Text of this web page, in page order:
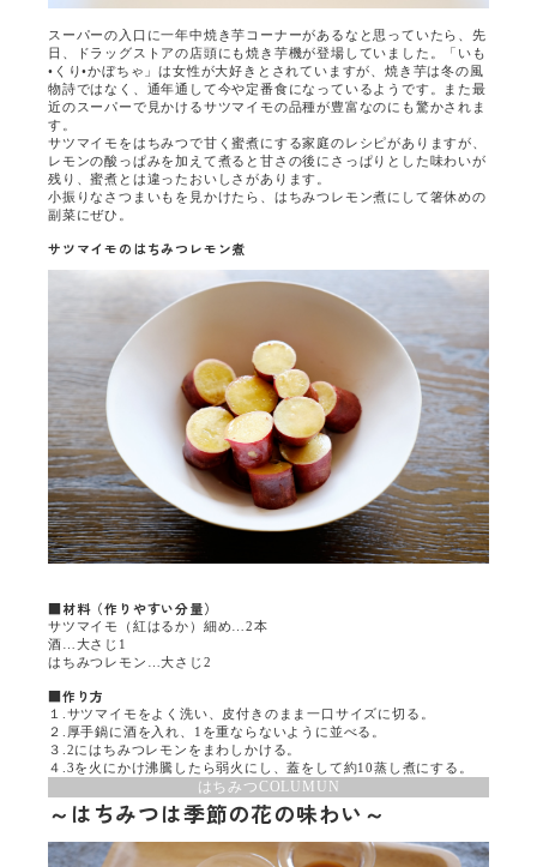
スーパーの入口に一年中焼き芋コーナーがあるなと思っていたら、先
日、ドラッグストアの店頭にも焼き芋機が登場していました。「いも
•くり•かぼちゃ」は女性が大好きとされていますが、焼き芋は冬の風
物詩ではなく、通年通して今や定番食になっているようです。また最
近のスーパーで見かけるサツマイモの品種が豊富なのにも驚かされま
す。
サツマイモをはちみつで甘く蜜煮にする家庭のレシピがありますが、
レモンの酸っぱみを加えて煮ると甘さの後にさっぱりとした味わいが
残り、蜜煮とは違ったおいしさがあります。
小振りなさつまいもを見かけたら、はちみつレモン煮にして箸休めの
副菜にぜひ。
サツマイモのはちみつレモン煮
■材料（作りやすい分量）
サツマイモ（紅はるか）細め…2本
酒…大さじ1
はちみつレモン…大さじ2
■作り方
１.サツマイモをよく洗い、皮付きのまま一口サイズに切る。
２.厚手鍋に酒を入れ、1を重ならないように並べる。
３.2にはちみつレモンをまわしかける。
４.3を火にかけ沸騰したら弱火にし、蓋をして約10蒸し煮にする。
はちみつCOLUMUN
～はちみつは季節の花の味わい～